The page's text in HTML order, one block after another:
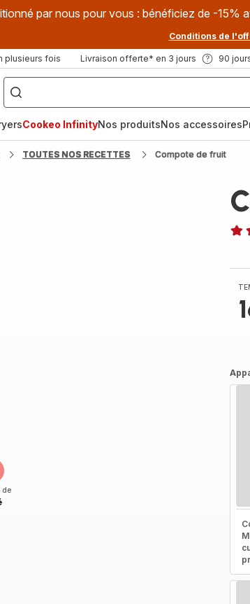
par nous pour vous : bénéficiez de -15%
Conditions de
plusieurs fois Livraison offerte* en 3 jours 90
["Que
recherchez-
vous
?",
fryer",
"Companion"]
Cookeo InfinityNos produitsNos accessoires
TOUTES NOS RECETTES Compote de fruit
de